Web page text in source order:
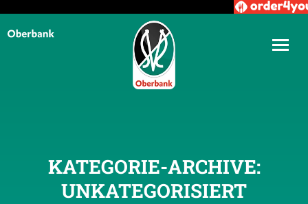
KATEGORIE-ARCHIVE:
UNKATEGORISIERT